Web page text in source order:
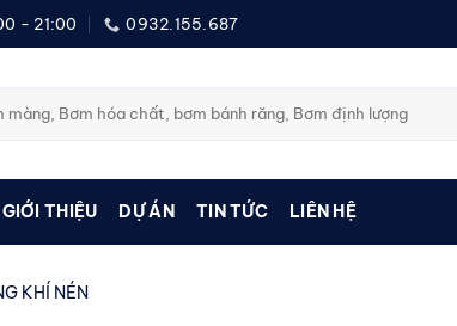
- 21:00 0932.155.687
GIỚI THIỆU DỰ ÁN TIN TỨC LIÊN HỆ
KHÍ NÉN